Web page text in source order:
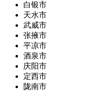
白银市
天水市
武威市
张掖市
平凉市
酒泉市
庆阳市
定西市
陇南市